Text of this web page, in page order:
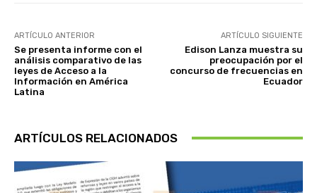
ARTÍCULO ANTERIOR
Se presenta informe con el
análisis comparativo de las
leyes de Acceso a la
Información en América
Latina
ARTÍCULO SIGUIENTE
Edison Lanza muestra su
preocupación por el
concurso de frecuencias en
Ecuador
ARTÍCULOS RELACIONADOS